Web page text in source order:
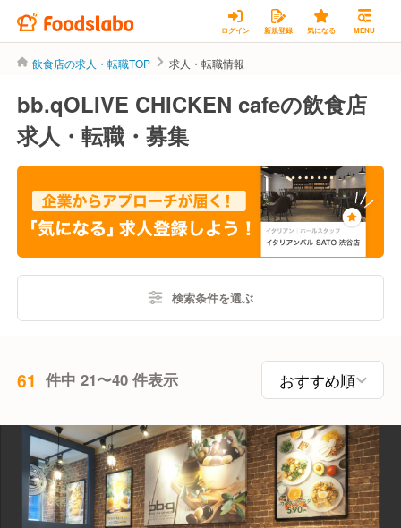
ログイン 新規登録 気になる MENU
飲食店の求人・転職TOP 求人・転職情報
bb.qOLIVE CHICKEN cafeの飲食店
求人・転職・募集
検索条件を選ぶ
61 件中 21〜40 件表示